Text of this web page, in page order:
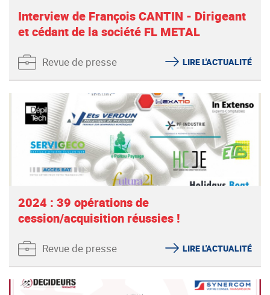
Interview de François CANTIN - Dirigeant
et cédant de la société FL METAL
Revue de presse LIRE L'ACTUALITÉ
2024 : 39 opérations de
cession/acquisition réussies !
Revue de presse LIRE L'ACTUALITÉ